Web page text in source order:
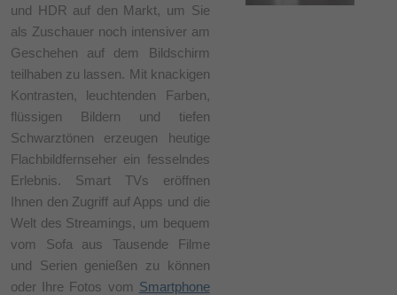
und HDR auf den Markt, um Sie
als Zuschauer noch intensiver am
Geschehen auf dem Bildschirm
teilhaben zu lassen. Mit knackigen
Kontrasten, leuchtenden Farben,
flüssigen Bildern und tiefen
Schwarztönen erzeugen heutige
Flachbildfernseher ein fesselndes
Erlebnis. Smart TVs eröffnen
Ihnen den Zugriff auf Apps und die
Welt des Streamings, um bequem
vom Sofa aus Tausende Filme
und Serien genießen zu können
oder Ihre Fotos vom Smartphone